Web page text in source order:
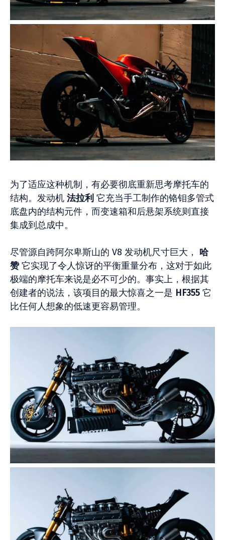
为了适应这种机制，有必要彻底重新思考摩托车的
结构。发动机 法拉利 它充当手工制作的铬钼多管式
底盘内的结构元件，而变速箱和后悬架系统则直接
集成到总成中。
尽管源自跨阿尔卑斯山的 V8 发动机尺寸巨大， 哈
赞它实现了令人惊讶的平衡重量分布，这对于如此
极端的摩托车来说是必不可少的。事实上，根据其
创建者的说法，该项目的最大惊喜之一是 HF355 它
比任何人想象的低速更容易管理。